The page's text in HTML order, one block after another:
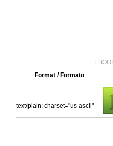
Format / Formato
text/plain; charset="us-ascii"